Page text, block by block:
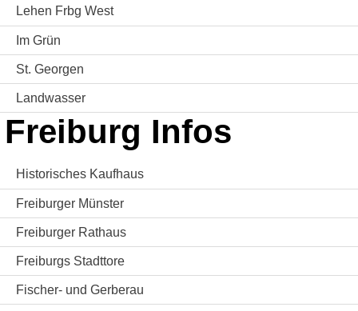
Lehen Frbg West
Im Grün
St. Georgen
Landwasser
Freiburg Infos
Historisches Kaufhaus
Freiburger Münster
Freiburger Rathaus
Freiburgs Stadttore
Fischer- und Gerberau